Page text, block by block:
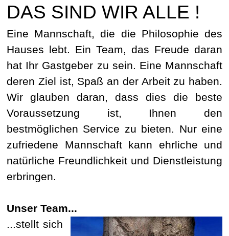
DAS SIND WIR ALLE !
Eine Mannschaft, die die Philosophie des
Hauses lebt. Ein Team, das Freude daran
hat Ihr Gastgeber zu sein. Eine Mannschaft
deren Ziel ist, Spaß an der Arbeit zu haben.
Wir glauben daran, dass dies die beste
Voraussetzung ist, Ihnen den
bestmöglichen Service zu bieten. Nur eine
zufriedene Mannschaft kann ehrliche und
natürliche Freundlichkeit und Dienstleistung
erbringen.
Unser Team...
...stellt sich